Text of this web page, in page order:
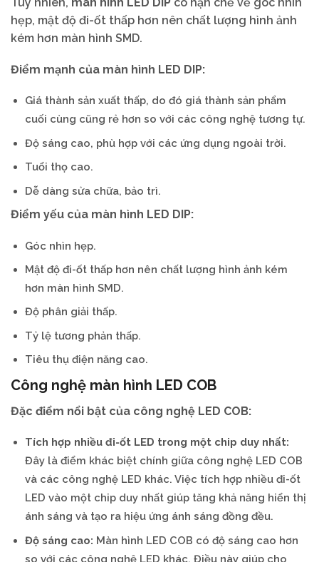
hẹp, mật độ đi-ốt thấp hơn nên chất lượng hình ảnh
kém hơn màn hình SMD.
Điểm mạnh của màn hình LED DIP:
Giá thành sản xuất thấp, do đó giá thành sản phẩm
cuối cùng cũng rẻ hơn so với các công nghệ tương tự.
Độ sáng cao, phù hợp với các ứng dụng ngoài trời.
Tuổi thọ cao.
Dễ dàng sửa chữa, bảo trì.
Điểm yếu của màn hình LED DIP:
Góc nhìn hẹp.
Mật độ đi-ốt thấp hơn nên chất lượng hình ảnh kém
hơn màn hình SMD.
Độ phân giải thấp.
Tỷ lệ tương phản thấp.
Tiêu thụ điện năng cao.
Công nghệ màn hình LED COB
Đặc điểm nổi bật của công nghệ LED COB:
Tích hợp nhiều đi-ốt LED trong một chip duy nhất:
Đây là điểm khác biệt chính giữa công nghệ LED COB
và các công nghệ LED khác. Việc tích hợp nhiều đi-ốt
LED vào một chip duy nhất giúp tăng khả năng hiển thị
ánh sáng và tạo ra hiệu ứng ánh sáng đồng đều.
Độ sáng cao: Màn hình LED COB có độ sáng cao hơn
so với các công nghệ LED khác. Điều này giúp cho